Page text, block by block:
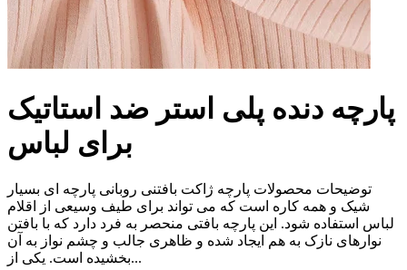
پارچه دنده پلی استر ضد استاتیک
برای لباس
توضیحات محصولات پارچه ژاکت بافتنی روبانی پارچه ای بسیار
شیک و همه کاره است که می تواند برای طیف وسیعی از اقلام
لباس استفاده شود. این پارچه بافتی منحصر به فرد دارد که با بافتن
نوارهای نازک به هم ایجاد شده و ظاهری جالب و چشم نواز به آن
بخشیده است. یکی از...